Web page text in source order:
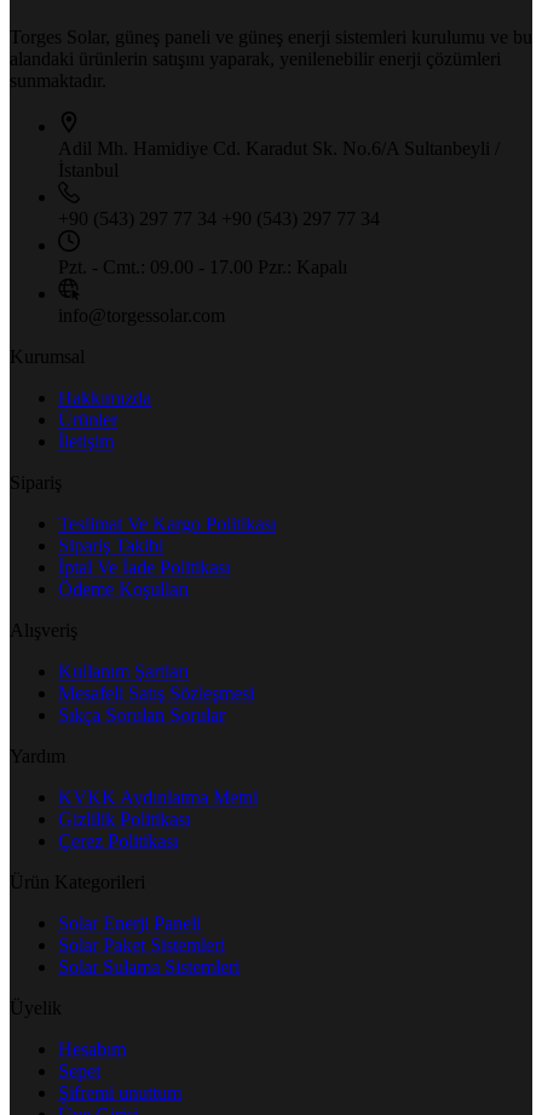
Torges Solar, güneş paneli ve güneş enerji sistemleri kurulumu ve bu
alandaki ürünlerin satışını yaparak, yenilenebilir enerji çözümleri
sunmaktadır.
Adil Mh. Hamidiye Cd. Karadut Sk.
No.6/A Sultanbeyli /
İstanbul
+90 (543) 297 77 34 +90 (543) 297 77 34
Pzt. - Cmt.: 09.00 - 17.00 Pzr.: Kapalı
info@torgessolar.com
Kurumsal
Hakkımızda
Ürünler
İletişim
Sipariş
Teslimat Ve Kargo Politikası
Sipariş Takibi
İptal Ve İade Politikası
Ödeme Koşulları
Alışveriş
Kullanım Şartları
Mesafeli Satış Sözleşmesi
Sıkça Sorulan Sorular
Yardım
KVKK Aydınlatma Metni
Gizlilik Politikası
Çerez Politikası
Ürün Kategorileri
Solar Enerji Paneli
Solar Paket Sistemleri
Solar Sulama Sistemleri
Üyelik
Hesabım
Sepet
Şifremi unuttum